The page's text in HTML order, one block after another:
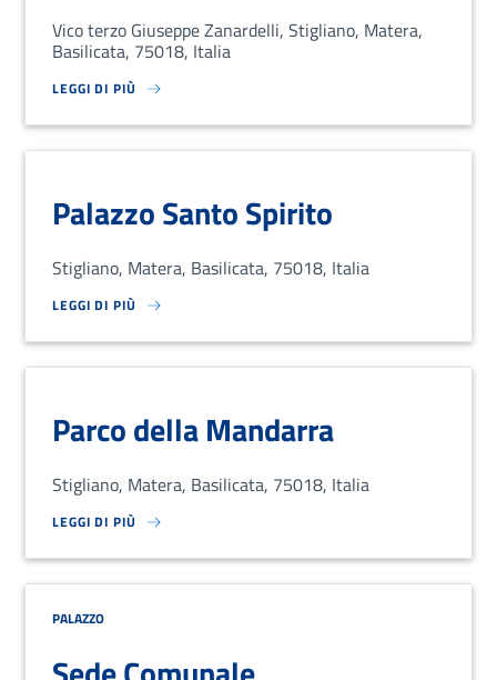
Vico terzo Giuseppe Zanardelli, Stigliano, Matera,
Basilicata, 75018, Italia
LEGGI DI PIÙ
SU LOREM IPSUM DOLOR SIT AMET, CONSECTETUR ADIPISCING
Palazzo Santo Spirito
Stigliano, Matera, Basilicata, 75018, Italia
LEGGI DI PIÙ
SU LOREM IPSUM DOLOR SIT AMET, CONSECTETUR ADIPISCING
Parco della Mandarra
Stigliano, Matera, Basilicata, 75018, Italia
LEGGI DI PIÙ
SU LOREM IPSUM DOLOR SIT AMET, CONSECTETUR ADIPISCING
PALAZZO